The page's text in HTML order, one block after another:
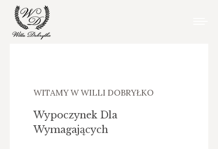
WITAMY W WILLI DOBRYŁKO
Wypoczynek Dla
Wymagających